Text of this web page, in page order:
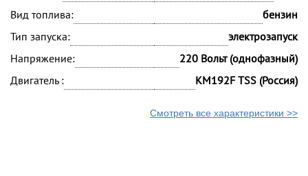
Вид топлива:
бензин
Тип запуска:
электрозапуск
Напряжение:
220 Вольт (однофазный)
Двигатель :
KM192F TSS (Россия)
Смотреть все характеристики >>